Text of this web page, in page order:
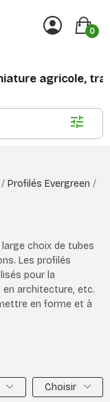
0
agricole,
Profilés Evergreen
choix de tubes
Les profilés
pour la
architecture, etc.
en forme et à
Choisir